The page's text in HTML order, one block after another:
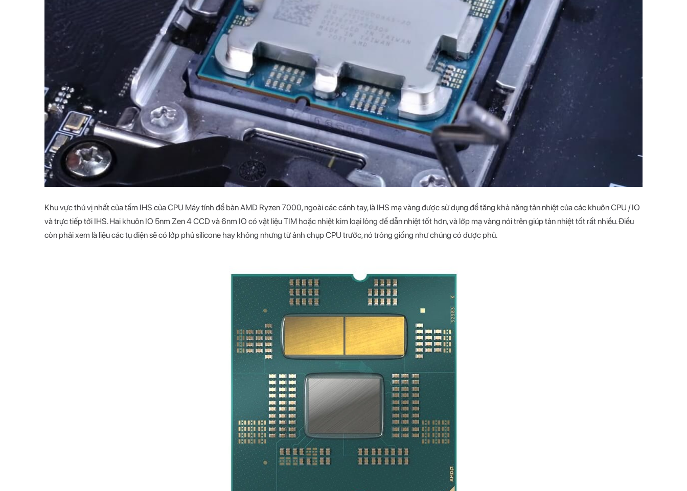
Khu vực thú vị nhất của tấm IHS của CPU Máy tính để bàn AMD Ryzen 7000, ngoài các cánh tay, là IHS mạ vàng được sử dụng để tăng khả năng tản nhiệt của các khuôn CPU / IO
và trực tiếp tới IHS. Hai khuôn IO 5nm Zen 4 CCD và 6nm IO có vật liệu TIM hoặc nhiệt kim loại lỏng để dẫn nhiệt tốt hơn, và lớp mạ vàng nói trên giúp tản nhiệt tốt rất nhiều. Điều
còn phải xem là liệu các tụ điện sẽ có lớp phủ silicone hay không nhưng từ ảnh chụp CPU trước, nó trông giống như chúng có được phủ.